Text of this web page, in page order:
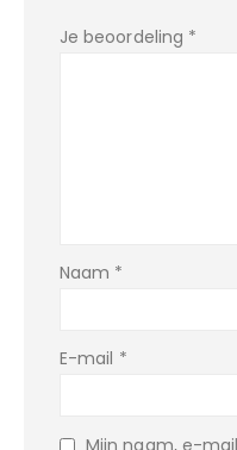
Je beoordeling *
Naam *
E-mail *